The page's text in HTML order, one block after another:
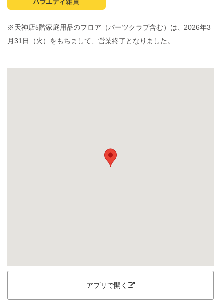
※天神店5階家庭用品のフロア（パーツクラブ含む）は、2026年3
月31日（火）をもちまして、営業終了となりました。
アプリで開く